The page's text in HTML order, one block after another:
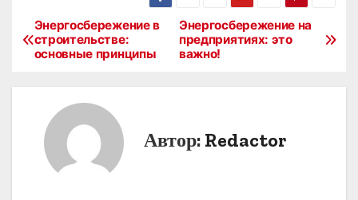
Н
Энергосбережение на
предприятиях: это
важно!
Энергосбережение в
строительстве:
основные принципы
Автор: Redactor